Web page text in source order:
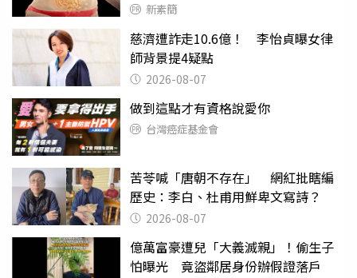
新素簡
慈濟遭詐走10.6億！ 李怡貞曝女律
師背景提4疑點
2026-08-07
做到這點才有資格說愛你
台灣癌症基金會
苦苓喊「唐朝不存在」 網紅批瞎編
歷史：李白、杜甫用鮮卑文寫詩？
2026-08-07
億萬富豪遭兒「大義滅親」！偷生子
怕曝光 竟盜鄰居身份辦假證落戶